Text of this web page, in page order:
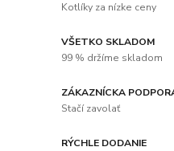
Kotlíky za nízke ceny
VŠETKO SKLADOM
99 % držíme skladom
ZÁKAZNÍCKA
Stačí zavolať
RÝCHLE DODANIE